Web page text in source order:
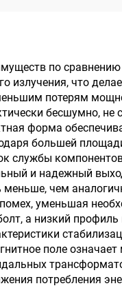
В,
по
излучения, что
потерям
бесшумно, не
форма
большей
службы
и надежный
чем
уменьшая
а низкий профиль
поле
потребления